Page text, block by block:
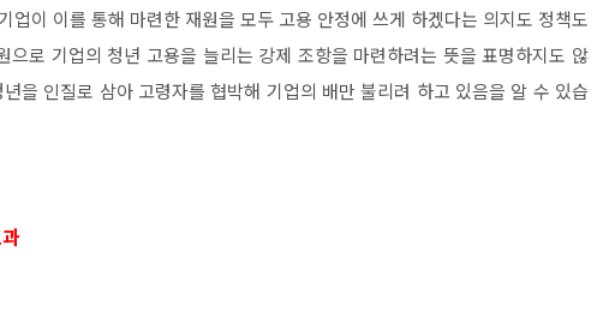
업이 이를 통해 마련한 재원을 모두 고용 안정에 쓰게 하겠다는 의지도 정책도
으로 기업의 청년 고용을 늘리는 강제 조항을 마련하려는 뜻을 표명하지도 않
을 인질로 삼아 고령자를 협박해 기업의 배만 불리려 하고 있음을 알 수 있습